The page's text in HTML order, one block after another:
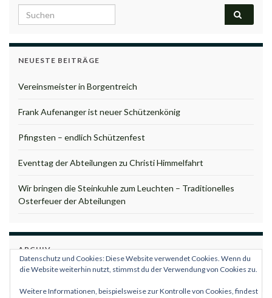
Search for:
NEUESTE BEITRÄGE
Vereinsmeister in Borgentreich
Frank Aufenanger ist neuer Schützenkönig
Pfingsten – endlich Schützenfest
Eventtag der Abteilungen zu Christi Himmelfahrt
Wir bringen die Steinkuhle zum Leuchten – Traditionelles
Osterfeuer der Abteilungen
ARCHIV
Archiv
Datenschutz und Cookies: Diese Website verwendet Cookies. Wenn du
die Website weiterhin nutzt, stimmst du der Verwendung von Cookies zu.
Weitere Informationen, beispielsweise zur Kontrolle von Cookies, findest